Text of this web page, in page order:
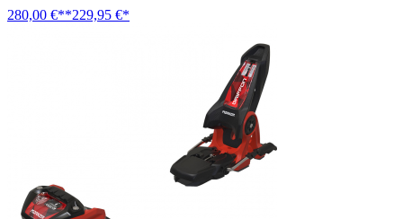
280,00 €**229,95 €*